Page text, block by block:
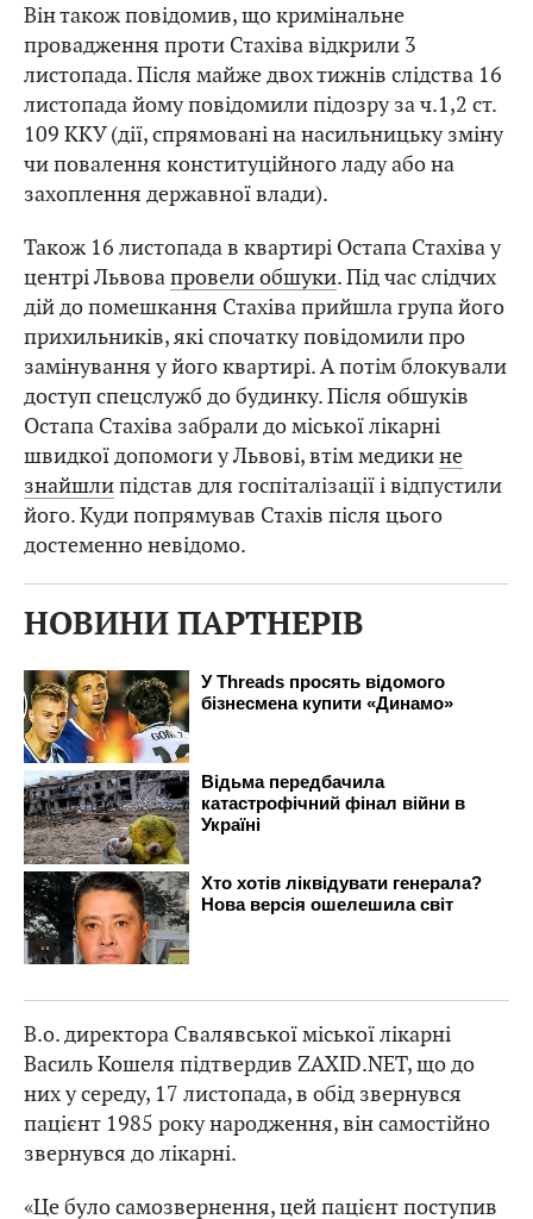
Він також повідомив, що кримінальне
провадження проти Стахіва відкрили 3
листопада. Після майже двох тижнів слідства 16
листопада йому повідомили підозру за ч.1,2 ст.
109 ККУ (дії, спрямовані на насильницьку зміну
чи повалення конституційного ладу або на
захоплення державної влади).
Також 16 листопада в квартирі Остапа Стахіва у
центрі Львовапровели обшуки. Під час слідчих
дій до помешкання Стахіва прийшла група його
прихильників, які спочатку повідомили про
замінування у його квартирі. А потім блокували
доступ спецслужб до будинку. Після обшуків
Остапа Стахіва забрали до міської лікарні
швидкої допомоги у Львові, втім медикине
знайшлипідстав для госпіталізації і відпустили
його. Куди попрямував Стахів після цього
достеменно невідомо.
НОВИНИ ПАРТНЕРІВ
В.о. директора Свалявської міської лікарні
Василь Кошеля підтвердив ZAXID.NET, що до
них у середу, 17 листопада, в обід звернувся
пацієнт 1985 року народження, він самостійно
звернувся до лікарні.
«Це було самозвернення, цей пацієнт поступив